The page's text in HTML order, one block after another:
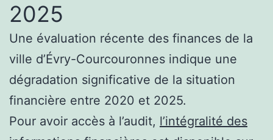
2025
Une évaluation récente des finances de la
ville d’Évry-Courcouronnes indique une
dégradation significative de la situation
financière entre 2020 et 2025.
Pour avoir accès à l’audit, l’intégralité des